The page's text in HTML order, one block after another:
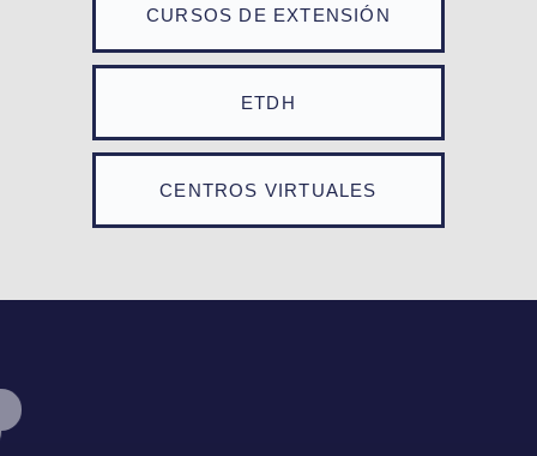
CURSOS DE EXTENSIÓN
ETDH
CENTROS VIRTUALES